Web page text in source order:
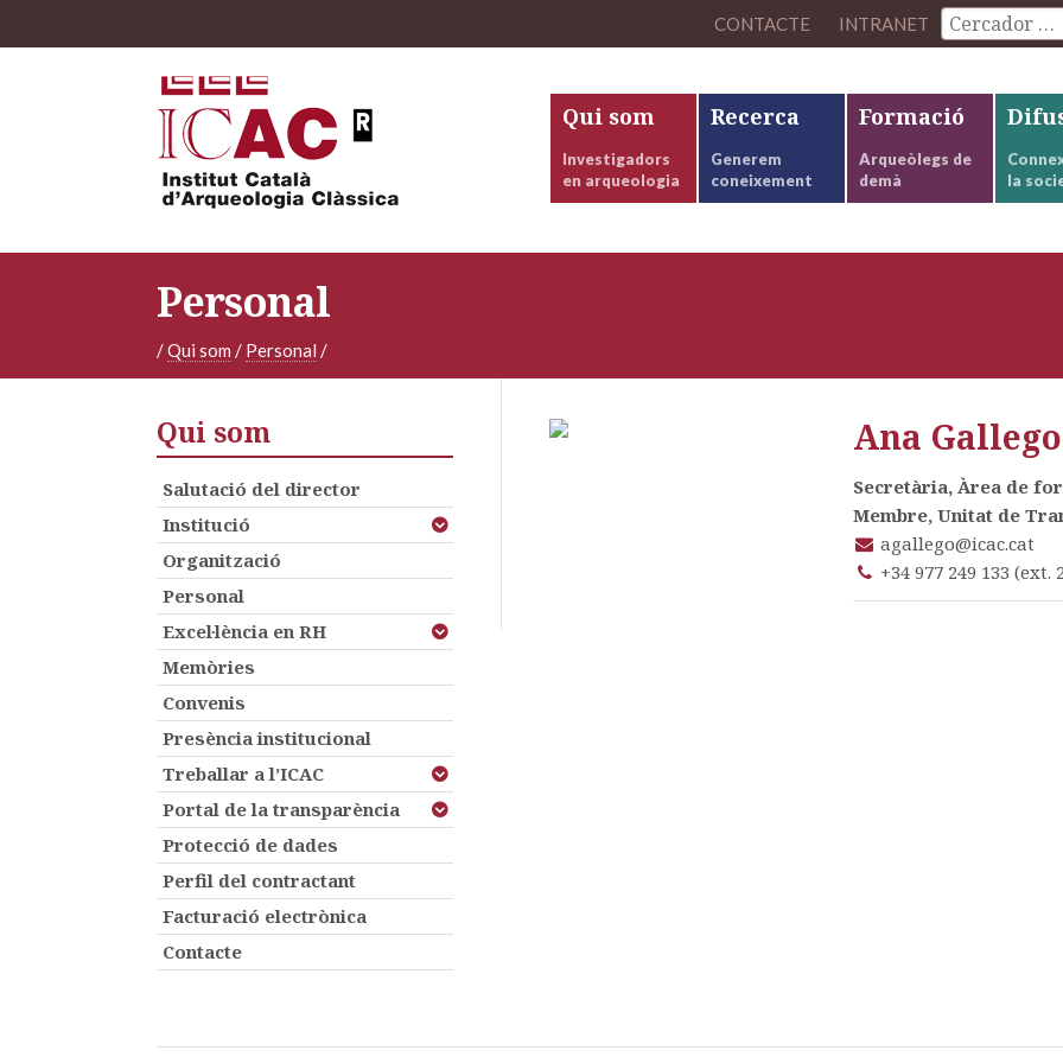
CONTACTE INTRANET
Qui som
Investigadors
en arqueologia
Recerca
Generem
coneixement
Formació
Arqueòlegs de
demà
la
Personal
/Qui som / Personal /
Ana
Secretària, Àrea de
Membre, Unitat de
agallego@icac.cat
+34 977 249 133 (ext.
Qui som
Salutació del director
Institució
Organització
Personal
Excel·lència en RH
Memòries
Convenis
Presència institucional
Treballar a l’ICAC
Portal de la transparència
Protecció de dades
Perfil del contractant
Facturació electrònica
Contacte